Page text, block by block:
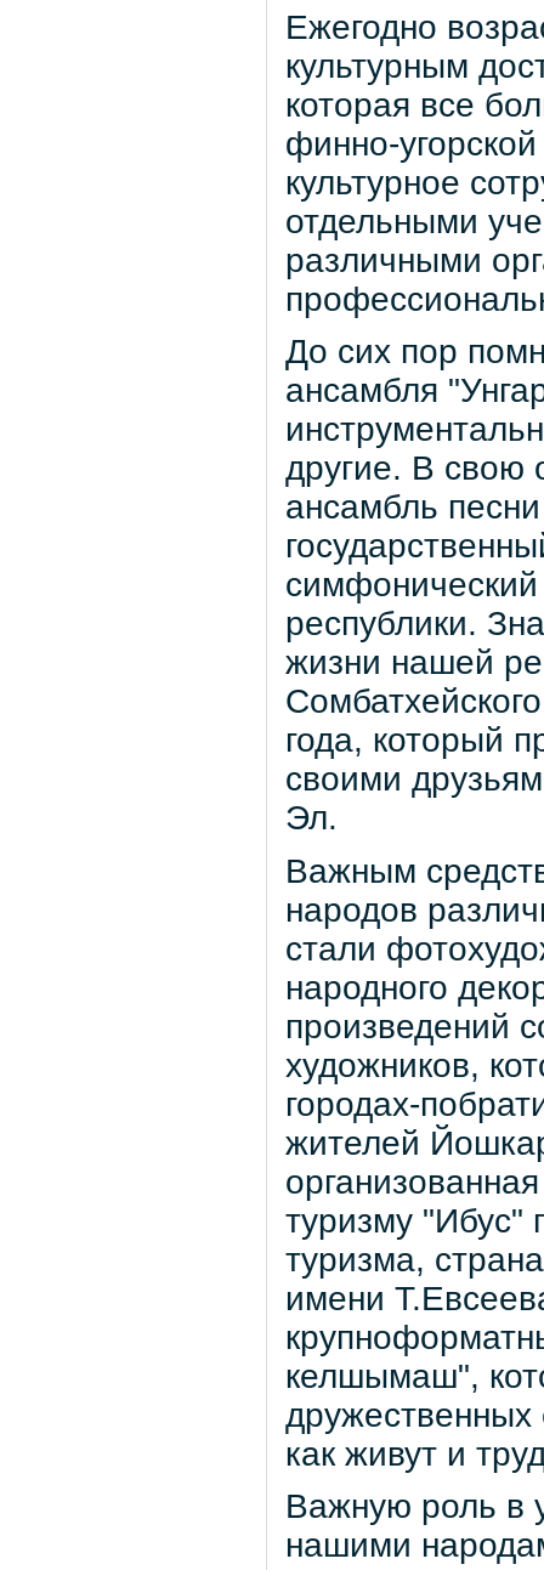
Ежегодно
культурным
которая все
финно-
культурное
отдельными
различными
До сих пор
ансамбля
другие. В свою
ансамбль
симфонический
республики.
жизни нашей
года, который
своими
Эл.
Важным
народов
стали
народного
произведений
художников,
городах-
жителей
туризму "Ибус"
туризма,
имени
келшымаш",
как живут и
Важную роль в
нашими